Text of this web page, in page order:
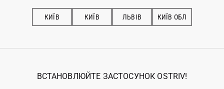
Рекомендації з догляду
КИЇВ КИЇВ ЛЬВІВ КИЇВ ОБЛ
ВСТАНОВЛЮЙТЕ ЗАСТОСУНОК OSTRIV!